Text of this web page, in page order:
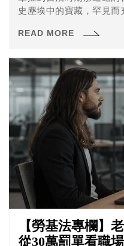
史塵埃中的寶藏，罕見
本大正時代，一路延續到
READ MORE
【勞基法專欄】
從30萬罰單看職